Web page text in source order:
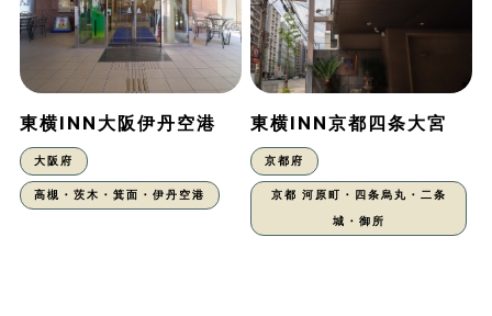
東横INN大阪伊丹空港
大阪府
高槻・茨木・箕面・伊丹空港
東横INN京都四条大宮
京都府
京都 河原町・四条烏丸・二条
城・御所